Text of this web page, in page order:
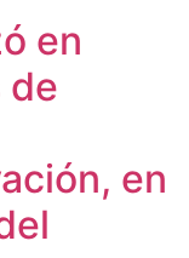
en
de
en